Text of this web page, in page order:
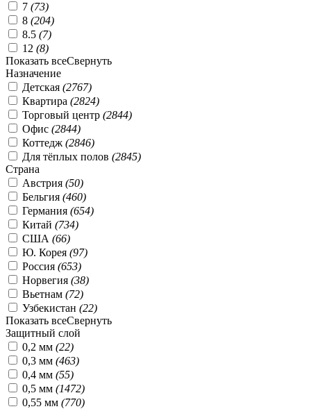
7 (73)
8 (204)
8.5 (7)
12 (8)
Показать всеСвернуть
Назначение
Детская (2767)
Квартира (2824)
Торговый центр (2844)
Офис (2844)
Коттедж (2846)
Для тёплых полов (2845)
Страна
Австрия (50)
Бельгия (460)
Германия (654)
Китай (734)
США (66)
Ю. Корея (97)
Россия (653)
Норвегия (38)
Вьетнам (72)
Узбекистан (22)
Показать всеСвернуть
Защитный слой
0,2 мм (22)
0,3 мм (463)
0,4 мм (55)
0,5 мм (1472)
0,55 мм (770)